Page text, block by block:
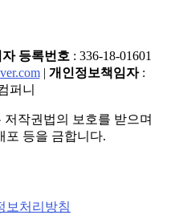
등록번호 : 336-18-01601
| 개인정보책임자:
퍼니
작권법의 보호를 받으며
포 등을 금합니다.
보처리방침